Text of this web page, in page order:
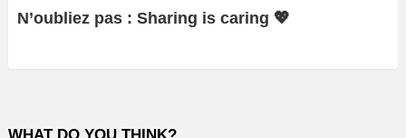
N’oubliez pas : Sharing is caring 💖